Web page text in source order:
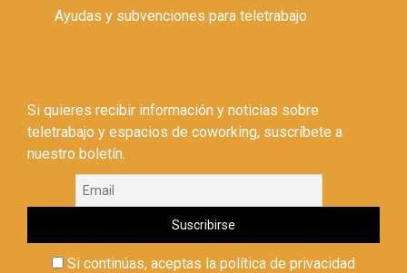
Ayudas y subvenciones para teletrabajo
Si quieres recibir información y noticias sobre
teletrabajo y espacios de coworking, suscríbete a
nuestro boletín.
Si continúas, aceptas la política de privacidad